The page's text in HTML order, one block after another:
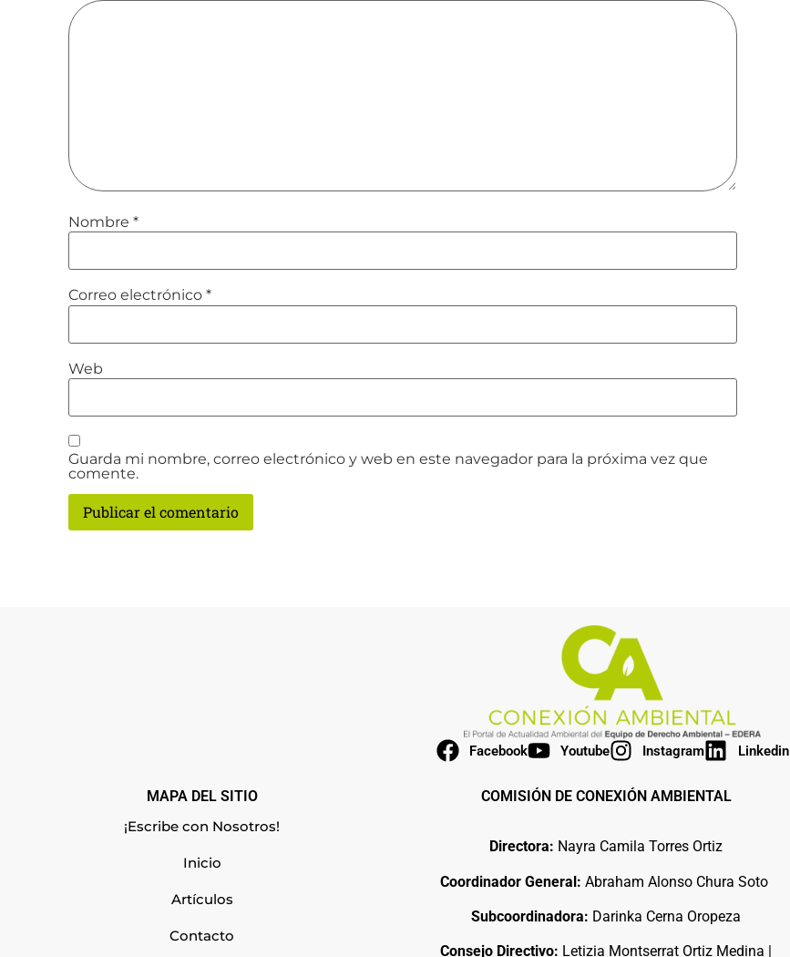
Nombre *
Correo electrónico *
Web
Guarda mi nombre, correo electrónico y web en este navegador para la próxima vez que
comente.
Facebook Youtube Instagram Linkedin
MAPA DEL SITIO
¡Escribe con Nosotros!
Inicio
Artículos
Contacto
COMISIÓN DE CONEXIÓN AMBIENTAL
Directora: Nayra Camila Torres Ortiz
Coordinador General:Abraham Alonso Chura Soto
Subcoordinadora: Darinka Cerna Oropeza
Consejo Directivo: Letizia Montserrat Ortiz Medina |